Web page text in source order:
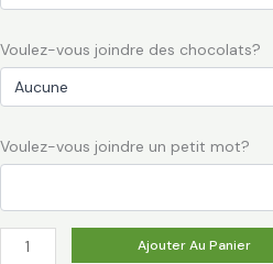
Voulez-vous joindre des chocolats?
Voulez-vous joindre un petit mot?
Ajouter Au Panier